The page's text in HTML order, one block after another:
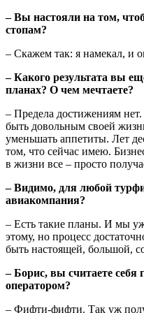
– Вы настояли на том,
стопам?
– Скажем так: я намекал, и
– Какого результата вы
планах? О чем мечтаете?
– Предела достижениям
быть довольным своей
уменьшать аппетиты. Лет
том, что сейчас имею.
в жизни все – просто
– Видимо, для любой
авиакомпания?
– Есть такие планы. И мы
этому, но процесс
быть настоящей, большой,
– Борис, вы считаете себя
оператором?
– Фифти-фифти. Так уж